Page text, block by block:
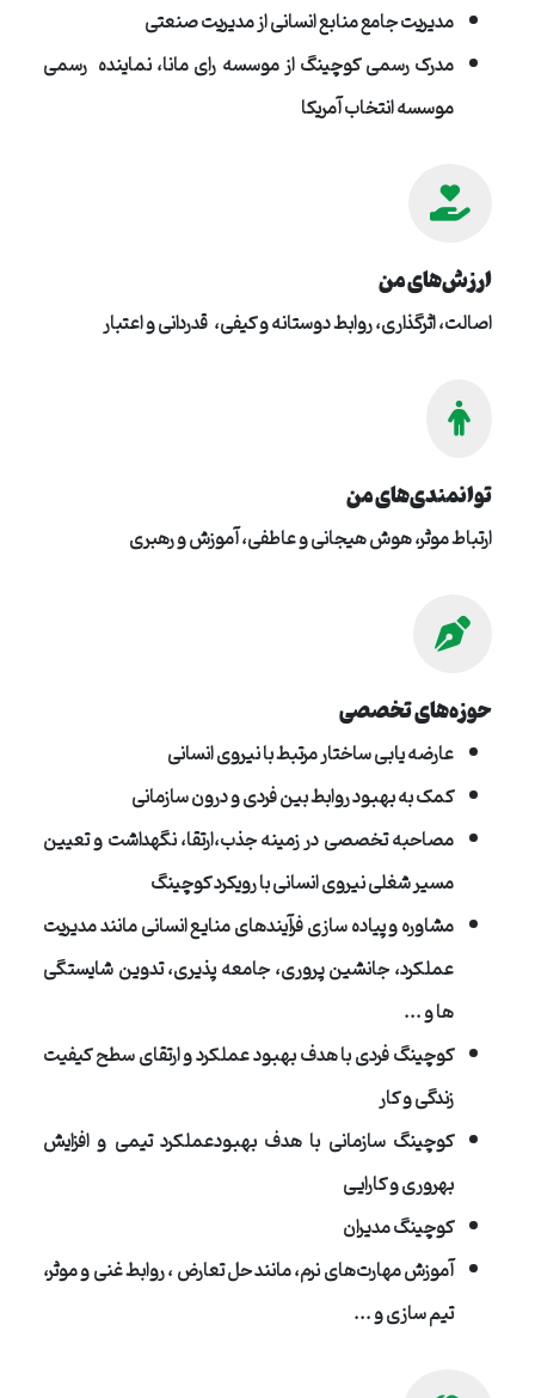
مدیریت جامع منابع انسانی از مدیریت صنعتی
مدرک رسمی کوچینگ از موسسه رای مانا، نماینده رسمی
موسسه انتخاب آمریکا
ارزش‌های من
اصالت، اثرگذاری، روابط دوستانه و کیفی، قدردانی و اعتبار
توانمندی‌های من
ارتباط موثر، هوش هیجانی و عاطفی، آموزش و رهبری
حوزه‌های تخصصی
عارضه یابی ساختار مرتبط با نیروی انسانی
کمک به بهبود روابط بین فردی و درون سازمانی
مصاحبه تخصصی در زمینه جذب،ارتقا، نگهداشت و تعیین
مسیر شغلی نیروی انسانی با رویکرد کوچینگ
مشاوره و پیاده سازی فرآیندهای منایع انسانی مانند مدیریت
عملکرد، جانشین پروری، جامعه پذیری، تدوین شایستگی
ها و ...
کوچینگ فردی با هدف بهبود عملکرد و ارتقای سطح کیفیت
زندگی و کار
کوچینگ سازمانی با هدف بهبودعملکرد تیمی و افزایش
بهروری و کارایی
کوچینگ مدیران
آموزش مهارت‌های نرم، مانند حل تعارض ، روابط غنی و موثر،
تیم سازی و ...